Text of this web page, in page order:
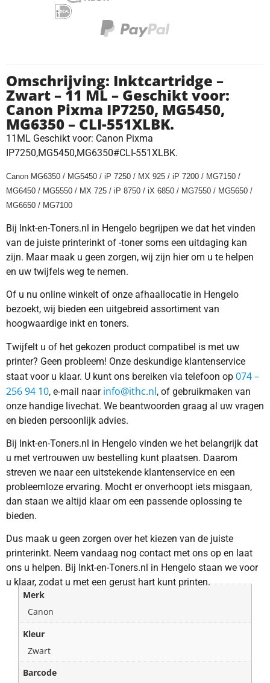
Omschrijving: Inktcartridge –
Zwart – 11 ML – Geschikt voor:
Canon Pixma IP7250, MG5450,
MG6350 – CLI-551XLBK.
11ML Geschikt voor: Canon Pixma
IP7250,MG5450,MG6350#CLI-551XLBK.
Canon MG6350 / MG5450 / iP 7250 / MX 925 / iP 7200 / MG7150 /
MG6450 / MG5550 / MX 725 / iP 8750 / iX 6850 / MG7550 / MG5650 /
MG6650 / MG7100
Bij Inkt-en-Toners.nl in Hengelo begrijpen we dat het vinden
van de juiste printerinkt of -toner soms een uitdaging kan
zijn. Maar maak u geen zorgen, wij zijn hier om u te helpen
en uw twijfels weg te nemen.
Of u nu online winkelt of onze afhaallocatie in Hengelo
bezoekt, wij bieden een uitgebreid assortiment van
hoogwaardige inkt en toners.
Twijfelt u of het gekozen product compatibel is met uw
printer? Geen probleem! Onze deskundige klantenservice
staat voor u klaar. U kunt ons bereiken via telefoon op 074 –
256 94 10, e-mail naar info@ithc.nl, of gebruikmaken van
onze handige livechat. We beantwoorden graag al uw vragen
en bieden persoonlijk advies.
Bij Inkt-en-Toners.nl in Hengelo vinden we het belangrijk dat
u met vertrouwen uw bestelling kunt plaatsen. Daarom
streven we naar een uitstekende klantenservice en een
probleemloze ervaring. Mocht er onverhoopt iets misgaan,
dan staan we altijd klaar om een passende oplossing te
bieden.
Dus maak u geen zorgen over het kiezen van de juiste
printerinkt. Neem vandaag nog contact met ons op en laat
ons u helpen. Bij Inkt-en-Toners.nl in Hengelo staan we voor
u klaar, zodat u met een gerust hart kunt printen.
Merk
Canon
Kleur
Zwart
Barcode